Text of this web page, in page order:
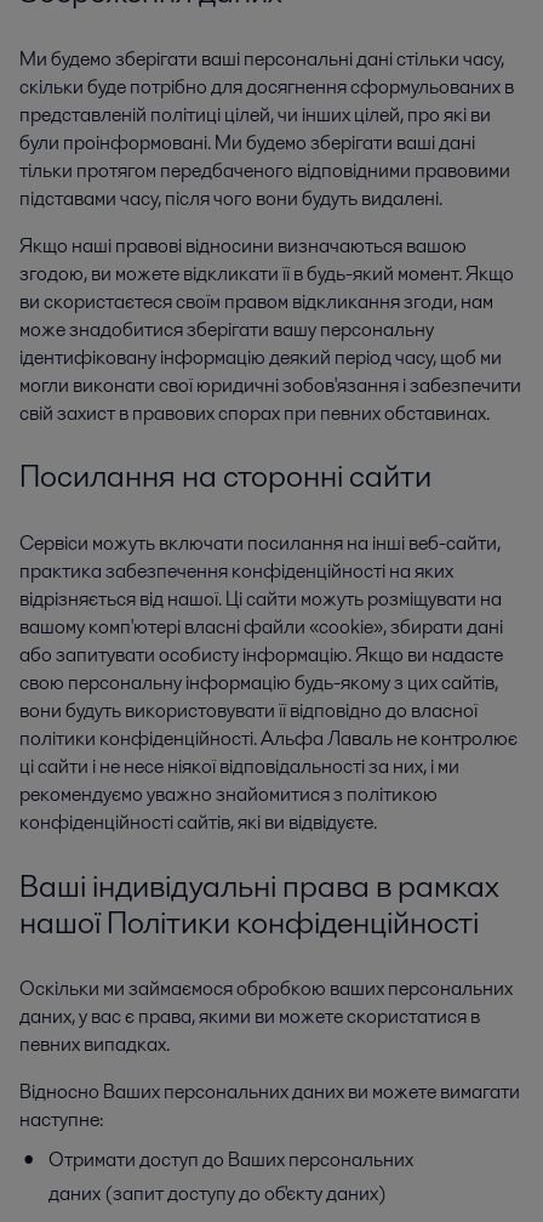
Ми будемо зберігати ваші персональні дані стільки часу,
скільки буде потрібно для досягнення сформульованих в
представленій політиці цілей, чи інших цілей, про які ви
були проінформовані. Ми будемо зберігати ваші дані
тільки протягом передбаченого відповідними правовими
підставами часу, після чого вони будуть видалені.
Якщо наші правові відносини визначаються вашою
згодою, ви можете відкликати її в будь-який момент. Якщо
ви скористаєтеся своїм правом відкликання згоди, нам
може знадобитися зберігати вашу персональну
ідентифіковану інформацію деякий період часу, щоб ми
могли виконати свої юридичні зобов'язання і забезпечити
свій захист в правових спорах при певних обставинах.
Посилання на сторонні сайти
Сервіси можуть включати посилання на інші веб-сайти,
практика забезпечення конфіденційності на яких
відрізняється від нашої. Ці сайти можуть розміщувати на
вашому комп'ютері власні файли «cookie», збирати дані
або запитувати особисту інформацію. Якщо ви надасте
свою персональну інформацію будь-якому з цих сайтів,
вони будуть використовувати її відповідно до власної
політики конфіденційності. Альфа Лаваль не контролює
ці сайти і не несе ніякої відповідальності за них, і ми
рекомендуємо уважно знайомитися з політикою
конфіденційності сайтів, які ви відвідуєте.
Ваші індивідуальні права в рамках
нашої Політики конфіденційності
Оскільки ми займаємося обробкою ваших персональних
даних, у вас є права, якими ви можете скористатися в
певних випадках.
Відносно Ваших персональних даних ви можете вимагати
наступне:
Отримати доступ до Ваших персональних
даних (запит доступу до об'єкту даних)